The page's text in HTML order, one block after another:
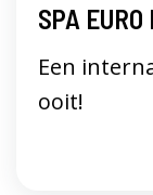
SPA EURO
Een
ooit!